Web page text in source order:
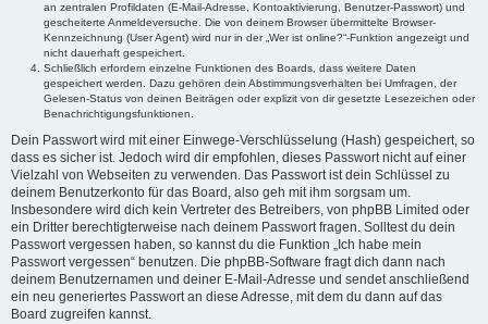
an zentralen Profildaten (E-Mail-Adresse, Kontoaktivierung, Benutzer-Passwort) und
gescheiterte Anmeldeversuche. Die von deinem Browser übermittelte Browser-
Kennzeichnung (User Agent) wird nur in der „Wer ist online?“-Funktion angezeigt und
nicht dauerhaft gespeichert.
Schließlich erfordern einzelne Funktionen des Boards, dass weitere Daten
gespeichert werden. Dazu gehören dein Abstimmungsverhalten bei Umfragen, der
Gelesen-Status von deinen Beiträgen oder explizit von dir gesetzte Lesezeichen oder
Benachrichtigungsfunktionen.
Dein Passwort wird mit einer Einwege-Verschlüsselung (Hash) gespeichert, so
dass es sicher ist. Jedoch wird dir empfohlen, dieses Passwort nicht auf einer
Vielzahl von Webseiten zu verwenden. Das Passwort ist dein Schlüssel zu
deinem Benutzerkonto für das Board, also geh mit ihm sorgsam um.
Insbesondere wird dich kein Vertreter des Betreibers, von phpBB Limited oder
ein Dritter berechtigterweise nach deinem Passwort fragen. Solltest du dein
Passwort vergessen haben, so kannst du die Funktion „Ich habe mein
Passwort vergessen“ benutzen. Die phpBB-Software fragt dich dann nach
deinem Benutzernamen und deiner E-Mail-Adresse und sendet anschließend
ein neu generiertes Passwort an diese Adresse, mit dem du dann auf das
Board zugreifen kannst.